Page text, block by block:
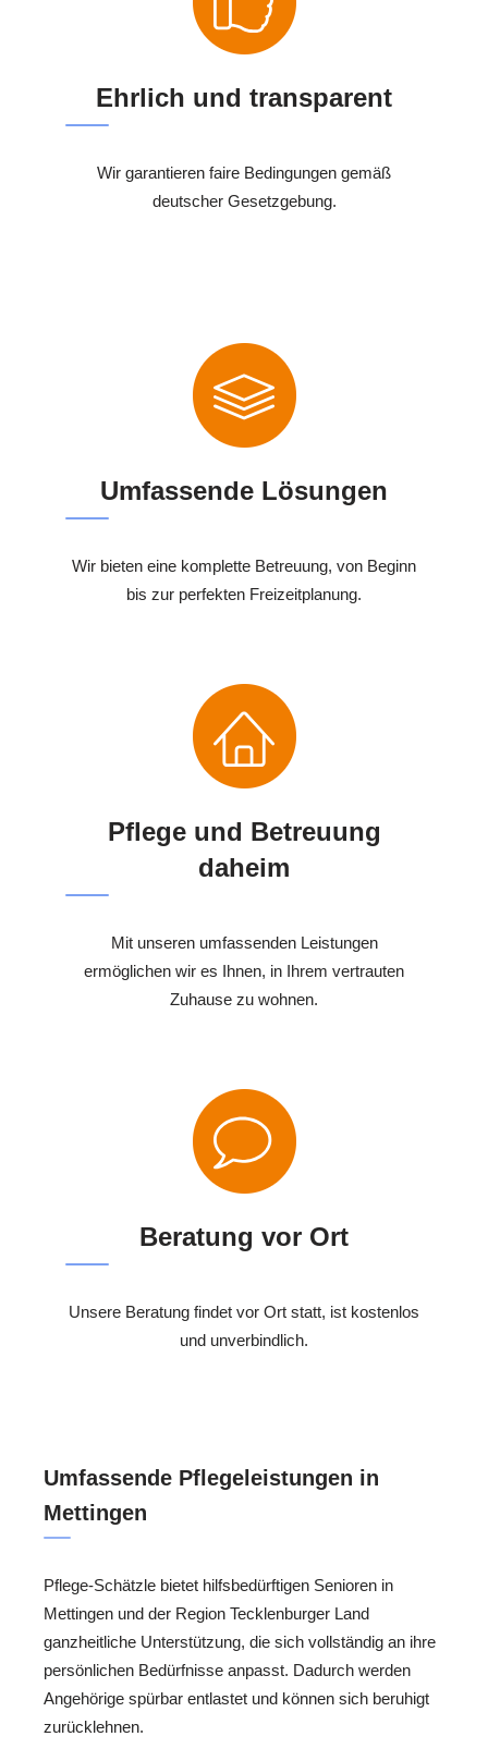
Ehrlich und transparent
Wir garantieren faire Bedingungen gemäß
deutscher Gesetzgebung.
Umfassende Lösungen
Wir bieten eine komplette Betreuung, von Beginn
bis zur perfekten Freizeitplanung.
Pflege und Betreuung
daheim
Mit unseren umfassenden Leistungen
ermöglichen wir es Ihnen, in Ihrem vertrauten
Zuhause zu wohnen.
Beratung vor Ort
Unsere Beratung findet vor Ort statt, ist kostenlos
und unverbindlich.
Umfassende Pflegeleistungen in
Mettingen
Pflege-Schätzle bietet hilfsbedürftigen Senioren in
Mettingen und der Region Tecklenburger Land
ganzheitliche Unterstützung, die sich vollständig an ihre
persönlichen Bedürfnisse anpasst. Dadurch werden
Angehörige spürbar entlastet und können sich beruhigt
zurücklehnen.